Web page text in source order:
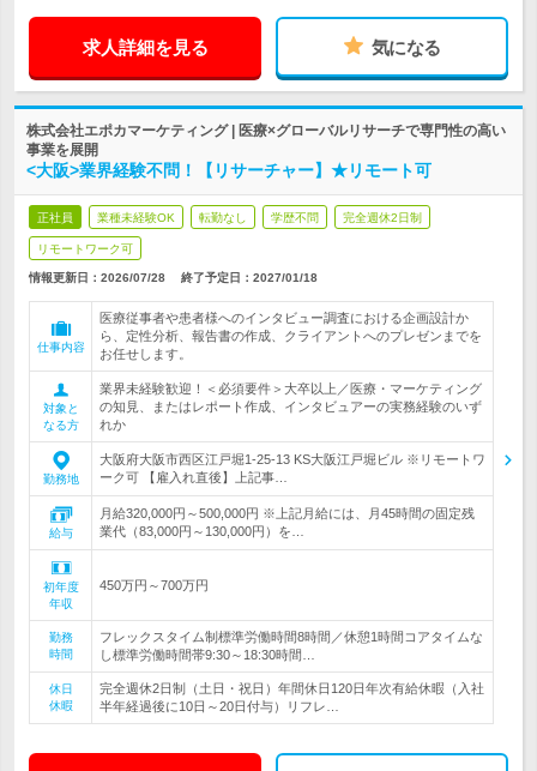
求人詳細を見る 気になる
株式会社エポカマーケティング | 医療×グローバルリサーチで専門性の高い
事業を展開
<大阪>業界経験不問！【リサーチャー】★リモート可
正社員 業種未経験OK 転勤なし 学歴不問 完全週休2日制
リモートワーク可
情報更新日：2026/07/28 終了予定日： 2027/01/18
仕事内容
医療従事者や患者様へのインタビュー調査における企画設計か
ら、定性分析、報告書の作成、クライアントへのプレゼンまでを
お任せします。
対象と
なる方
業界未経験歓迎！＜必須要件＞大卒以上／医療・マーケティング
の知見、またはレポート作成、インタビュアーの実務経験のいず
れか
勤務地
大阪府大阪市西区江戸堀1-25-13 KS大阪江戸堀ビル ※リモートワ
ーク可 【雇入れ直後】上記事…
給与
月給320,000円～500,000円 ※上記月給には、月45時間の固定残
業代（83,000円～130,000円）を…
初年度
年収
450万円～700万円
勤務
時間
フレックスタイム制標準労働時間8時間／休憩1時間コアタイムな
し標準労働時間帯9:30～18:30時間…
休日
休暇
完全週休2日制（土日・祝日）年間休日120日年次有給休暇（入社
半年経過後に10日～20日付与）リフレ…